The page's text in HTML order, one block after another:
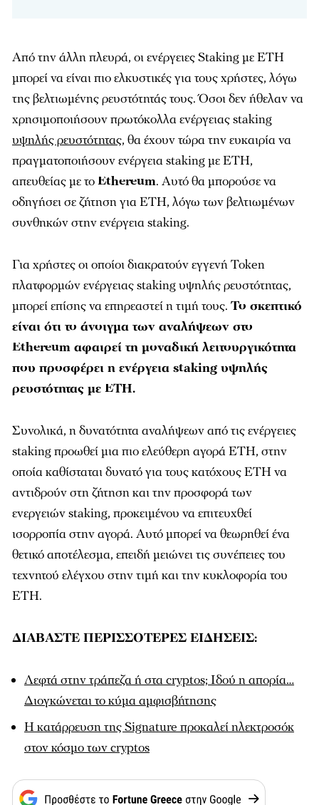
Από την άλλη πλευρά, οι ενέργειες Staking με ETH
μπορεί να είναι πιο ελκυστικές για τους χρήστες, λόγω
της βελτιωμένης ρευστότητάς τους. Όσοι δεν ήθελαν να
χρησιμοποιήσουν πρωτόκολλα ενέργειας staking
υψηλής ρευστότητας, θα έχουν τώρα την ευκαιρία να
πραγματοποιήσουν ενέργεια staking με ETH,
απευθείας με τοEthereum. Αυτό θα μπορούσε να
οδηγήσει σε ζήτηση για ETH, λόγω των βελτιωμένων
συνθηκών στην ενέργεια staking.
Για χρήστες οι οποίοι διακρατούν εγγενή Token
πλατφορμών ενέργειας staking υψηλής ρευστότητας,
μπορεί επίσης να επηρεαστεί η τιμή τους. Το σκεπτικό
είναι ότι το άνοιγμα των αναλήψεων στο
Ethereum αφαιρεί τη μοναδική λειτουργικότητα
που προσφέρει η ενέργεια staking υψηλής
ρευστότητας με ETH.
Συνολικά, η δυνατότητα αναλήψεων από τις ενέργειες
staking προωθεί μια πιο ελεύθερη αγορά ETH, στην
οποία καθίσταται δυνατό για τους κατόχους ETH να
αντιδρούν στη ζήτηση και την προσφορά των
ενεργειών staking, προκειμένου να επιτευχθεί
ισορροπία στην αγορά. Αυτό μπορεί να θεωρηθεί ένα
θετικό αποτέλεσμα, επειδή μειώνει τις συνέπειες του
τεχνητού ελέγχου στην τιμή και την κυκλοφορία του
ETH.
ΔΙΑΒΑΣΤΕ ΠΕΡΙΣΣΟΤΕΡΕΣ ΕΙΔΗΣΕΙΣ:
Λεφτά στην τράπεζα ή στα cryptos; Ιδού η απορία…
Διογκώνεται το κύμα αμφισβήτησης
Η κατάρρευση της Signature προκαλεί ηλεκτροσόκ
στον κόσμο των cryptos